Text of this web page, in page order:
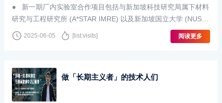
● 新一期厂内实验室合作项目包括与新加坡科技研究局属下材料
研究与工程研究所 (A*STAR IMRE) 以及新加坡国立大学 (NUS)
的合作项目● 此为新加坡半···
2025-06-05 [list:visits] 阅读更多
做「长期主义者」的技术人们